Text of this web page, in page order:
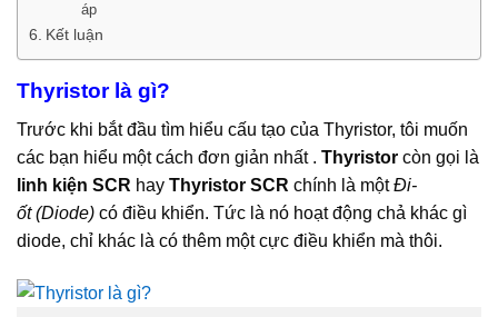
áp
Kết luận
Thyristor là gì?
Trước khi bắt đầu tìm hiểu cấu tạo của Thyristor, tôi muốn
các bạn hiểu một cách đơn giản nhất . Thyristor còn gọi là
linh kiện SCR hay Thyristor SCR chính là mộtĐi-
ốt (Diode) có điều khiển. Tức là nó hoạt động chả khác gì
diode, chỉ khác là có thêm một cực điều khiển mà thôi.